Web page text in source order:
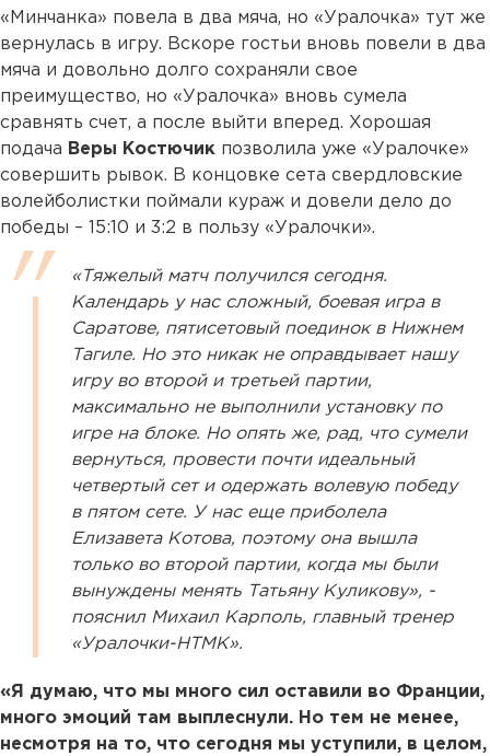
«Минчанка» повела в два мяча, но «Уралочка» тут же
вернулась в игру. Вскоре гостьи вновь повели в два
мяча и довольно долго сохраняли свое
преимущество, но «Уралочка» вновь сумела
сравнять счет, а после выйти вперед. Хорошая
подача Веры Костючик позволила уже «Уралочке»
совершить рывок. В концовке сета свердловские
волейболистки поймали кураж и довели дело до
победы – 15:10 и 3:2 в пользу «Уралочки».
«Тяжелый матч получился сегодня.
Календарь у нас сложный, боевая игра в
Саратове, пятисетовый поединок в Нижнем
Тагиле. Но это никак не оправдывает нашу
игру во второй и третьей партии,
максимально не выполнили установку по
игре на блоке. Но опять же, рад, что сумели
вернуться, провести почти идеальный
четвертый сет и одержать волевую победу
в пятом сете. У нас еще приболела
Елизавета Котова, поэтому она вышла
только во второй партии, когда мы были
вынуждены менять Татьяну Куликову», -
пояснил Михаил Карполь, главный тренер
«Уралочки-НТМК».
«Я думаю, что мы много сил оставили во Франции,
много эмоций там выплеснули. Но тем не менее,
несмотря на то, что сегодня мы уступили, в целом,